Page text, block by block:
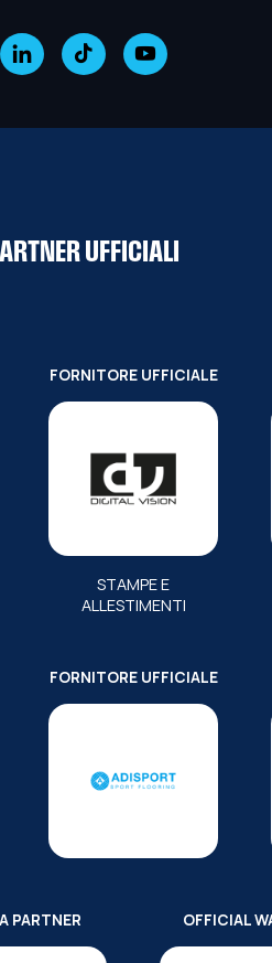
UFFICIALI
FORNITORE UFFICIALE
STAMPE E
ALLESTIMENTI
FORNITORE UFFICIALE
PARTNER OFFICIAL